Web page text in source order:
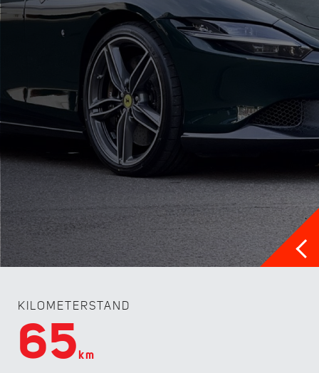
KILOMETERSTAND
65km